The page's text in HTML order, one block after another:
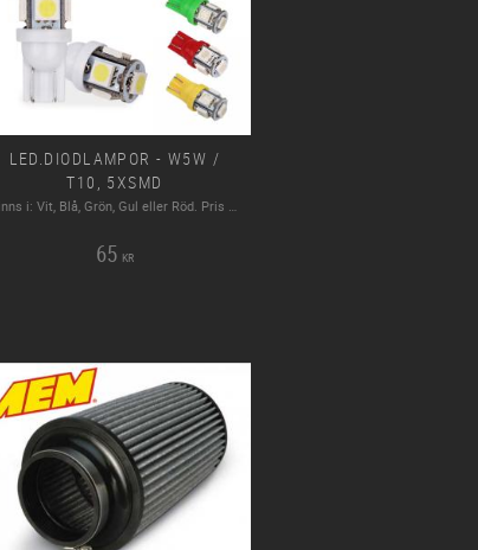
LED.DIODLAMPOR - W5W /
T10, 5XSMD
Finns i: Vit, Blå, Grön, Gul eller Röd. Pris per par.
65 KR